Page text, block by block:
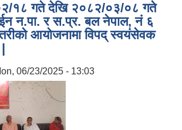
१८ गते देखि २०८२/०३/०८ गते
न.पा. र स.प्र. बल नेपाल, नं ६
आयोजनामा विपद् स्वयंसेवक
06/23/2025 - 13:03